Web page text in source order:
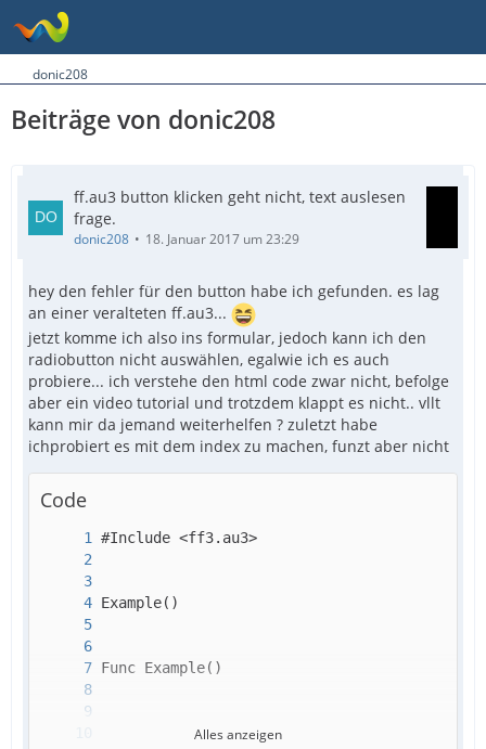
donic208
Beiträge von donic208
ff.au3 button klicken geht nicht, text auslesen
frage.
donic208 18. Januar 2017 um 23:29
hey den fehler für den button habe ich gefunden. es lag
an einer veralteten ff.au3...
jetzt komme ich also ins formular, jedoch kann ich den
radiobutton nicht auswählen, egalwie ich es auch
probiere... ich verstehe den html code zwar nicht, befolge
aber ein video tutorial und trotzdem klappt es nicht.. vllt
kann mir da jemand weiterhelfen ? zuletzt habe
ichprobiert es mit dem index zu machen, funzt aber nicht
Code
Alles anzeigen